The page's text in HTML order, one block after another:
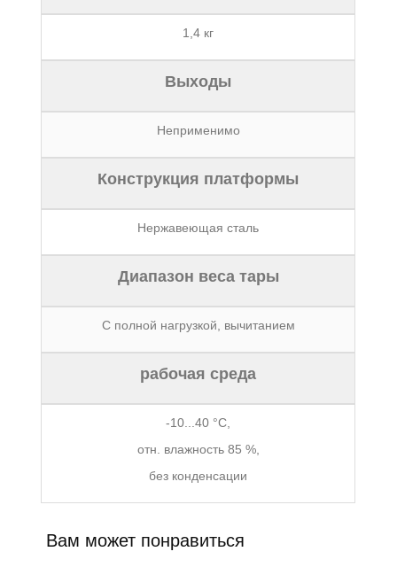
1,4 кг
Выходы
Неприменимо
Конструкция платформы
Нержавеющая сталь
Диапазон веса тары
С полной нагрузкой, вычитанием
рабочая среда
-10...40 °C,
отн. влажность 85 %,
без конденсации
Вам может понравиться